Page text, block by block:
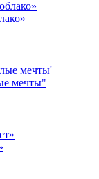
мечты"